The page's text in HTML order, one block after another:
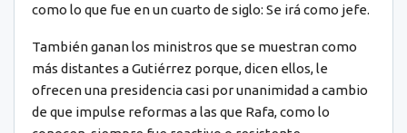
como lo que fue en un cuarto de siglo: Se irá como jefe.
También ganan los ministros que se muestran como
más distantes a Gutiérrez porque, dicen ellos, le
ofrecen una presidencia casi por unanimidad a cambio
de que impulse reformas a las que Rafa, como lo